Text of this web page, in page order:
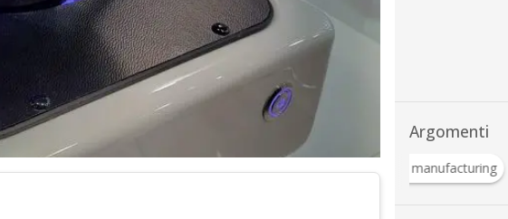
Argomenti
A
additive manufacturing